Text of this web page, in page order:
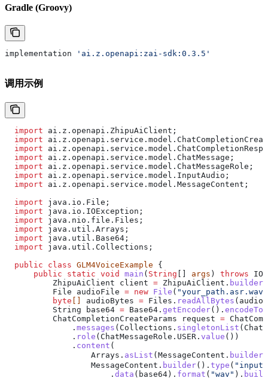
Gradle (Groovy)
implementation 'ai.z.openapi:zai-sdk:0.3.5'
调用示例
  import
ai.z.openapi.ZhipuAiClient;
  import
  import
  import
ai.z.openapi.service.model.ChatMessage;
  import
ai.z.openapi.service.model.ChatMessageRole;
  import
ai.z.openapi.service.model.InputAudio;
  import
ai.z.openapi.service.model.MessageContent;
  import
java.io.File;
  import
java.io.IOException;
  import
java.nio.file.Files;
  import
java.util.Arrays;
  import
java.util.Base64;
  import
java.util.Collections;
  public
class GLM4VoiceExample {
      public
static void main ( String args ) throws
          ZhipuAiClient
client = ZhipuAiClient . builder
          File
audioFile = new File ( "your_path.asr.wav"
          byte
audioBytes = Files . readAllBytes (
          String
base64 = Base64 . getEncoder().
          ChatCompletionCreateParams
request =
              .
messages ( Collections . singletonList (
              .
role ( ChatMessageRole . USER . value ())
              .
content (
                  Arrays
. asList ( MessageContent . builder
                  MessageContent
. builder(). type (
                      .
data (base64). format ( "wav" ). build